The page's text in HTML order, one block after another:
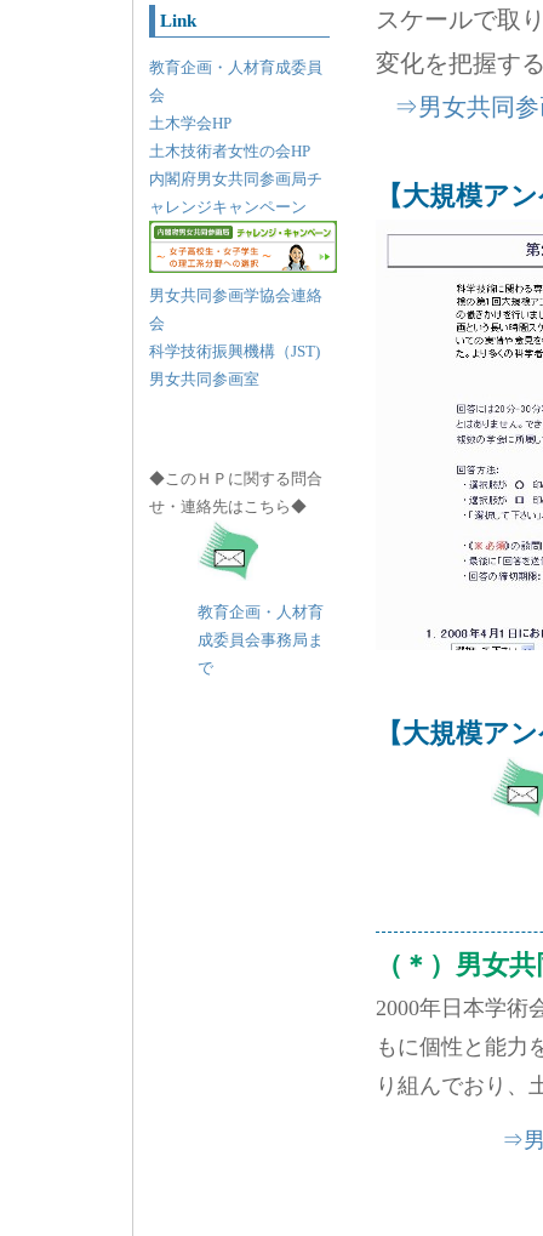
スケールで取
変化を把握す
⇒男女共同参
【大規模ア
【大規模ア
（＊）男女
2000年日本学術
もに個性と能力
り組んでおり、
⇒
Link
教育企画・人材育成委員
会
土木学会HP
土木技術者女性の会HP
内閣府男女共同参画局チ
ャレンジキャンペーン
男女共同参画学協会連絡
会
科学技術振興機構（JST)
男女共同参画室
◆このＨＰに関する問合
せ・連絡先はこちら◆
教育企画・人材育
成委員会事務局ま
で